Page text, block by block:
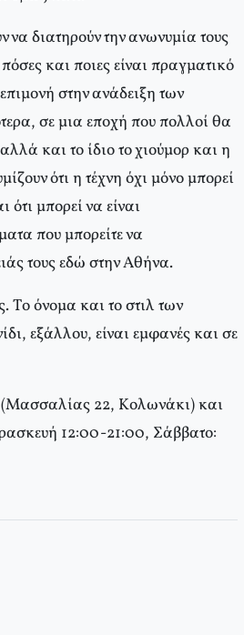
διατηρούν την ανωνυμία τους
και ποιες είναι πραγματικό
στην ανάδειξη των
σε μια εποχή που πολλοί θα
και το ίδιο το χιούμορ και η
ότι η τέχνη όχι μόνο μπορεί
μπορεί να είναι
που μπορείτε να
τους εδώ στην Aθήνα.
Tο όνομα και το στιλ των
εξάλλου, είναι εμφανές και σε
22, Kολωνάκι) και
12:00-21:00, Σάββατο: